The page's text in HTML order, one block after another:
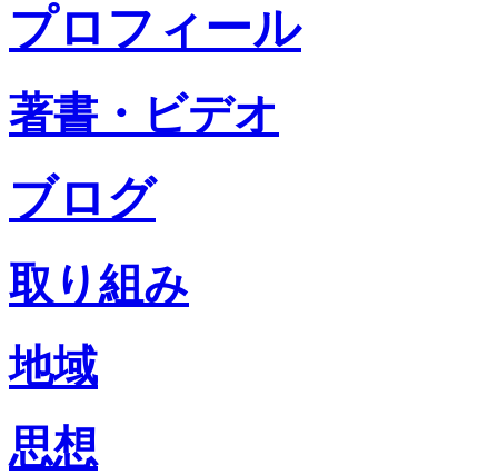
プロフィール
著書・ビデオ
ブログ
取り組み
地域
思想